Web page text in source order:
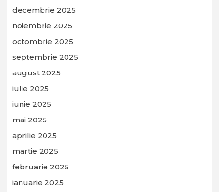
decembrie 2025
noiembrie 2025
octombrie 2025
septembrie 2025
august 2025
iulie 2025
iunie 2025
mai 2025
aprilie 2025
martie 2025
februarie 2025
ianuarie 2025